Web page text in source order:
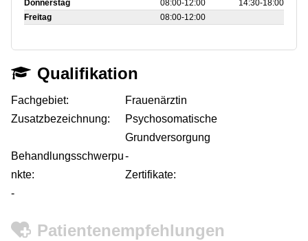
Donnerstag
08:00‑12:00
14:30‑18:00
Freitag
08:00‑12:00
Qualifikation
Fachgebiet:
Frauenärztin
Zusatzbezeichnung:
Psychosomatische
Grundversorgung
Behandlungsschwerpu
nkte:
-
Zertifikate:
-
Patientenempfehlungen